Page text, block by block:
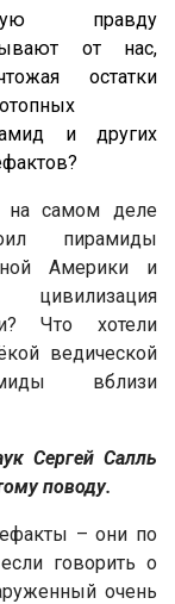
правду
от нас,
остатки
и других
на самом деле
пирамиды
Америки и
Что хотели
ведической
вблизи
Сергей Салль
поводу.
– они по
говорить о
очень